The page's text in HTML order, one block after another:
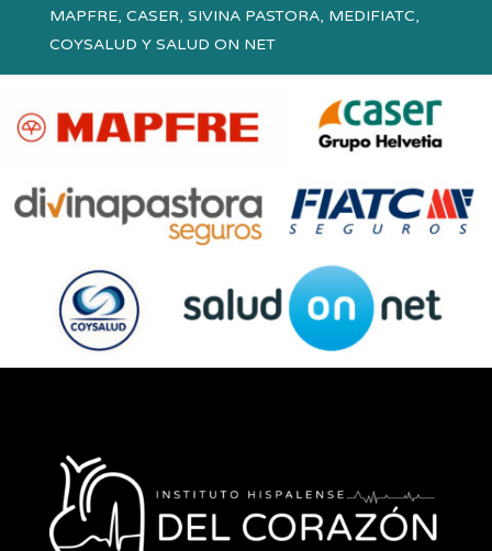
MAPFRE, CASER, SIVINA PASTORA, MEDIFIATC,
COYSALUD Y SALUD ON NET